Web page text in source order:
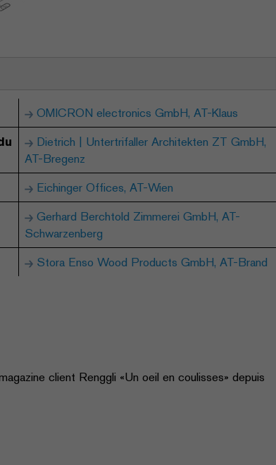
OMICRON electronics GmbH, AT-Klaus
Dietrich | Untertrifaller Architekten ZT GmbH,
AT-Bregenz
Eichinger Offices, AT-Wien
Gerhard Berchtold Zimmerei GmbH, AT-
Schwarzenberg
Stora Enso Wood Products GmbH, AT-Brand
client Renggli «Un oeil en coulisses» depuis